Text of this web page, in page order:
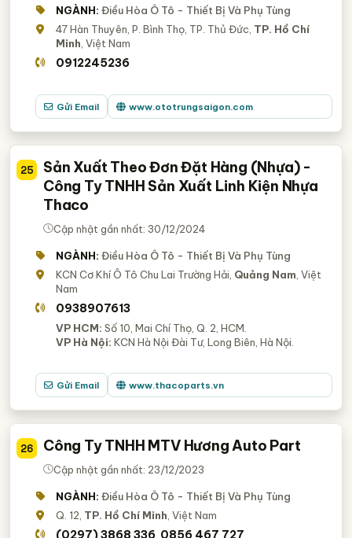
NGÀNH: Điều Hòa Ô Tô - Thiết Bị Và Phụ Tùng
47 Hàn Thuyên, P. Bình Thọ, TP. Thủ Đức, TP. Hồ Chí
Minh, Việt Nam
0912245236
Gửi Email www.ototrungsaigon.com
25
Sản Xuất Theo Đơn Đặt Hàng (Nhựa) -
Công Ty TNHH Sản Xuất Linh Kiện Nhựa
Thaco
Cập nhật gần nhất: 30/12/2024
NGÀNH: Điều Hòa Ô Tô - Thiết Bị Và Phụ Tùng
KCN Cơ Khí Ô Tô Chu Lai Trường Hải, Quảng Nam, Việt
Nam
0938907613
VP HCM: Số 10, Mai Chí Thọ, Q. 2, HCM.
VP Hà Nội: KCN Hà Nội Đài Tư, Long Biên, Hà Nội.
Gửi Email www.thacoparts.vn
26 Công Ty TNHH MTV Hương Auto Part
Cập nhật gần nhất: 23/12/2023
NGÀNH: Điều Hòa Ô Tô - Thiết Bị Và Phụ Tùng
Q. 12, TP. Hồ Chí Minh, Việt Nam